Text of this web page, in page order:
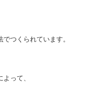
つくられています。
って、